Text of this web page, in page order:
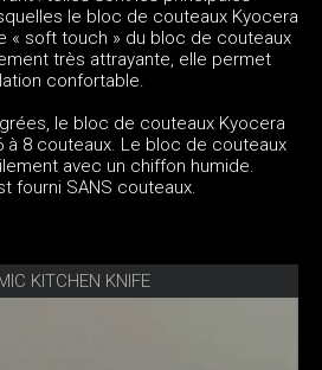
le bloc de couteaux Kyocera
« soft touch » du bloc de couteaux
très attrayante, elle permet
confortable.
le bloc de couteaux Kyocera
à 8 couteaux. Le bloc de couteaux
avec un chiffon humide.
fourni SANS couteaux.
KITCHEN KNIFE